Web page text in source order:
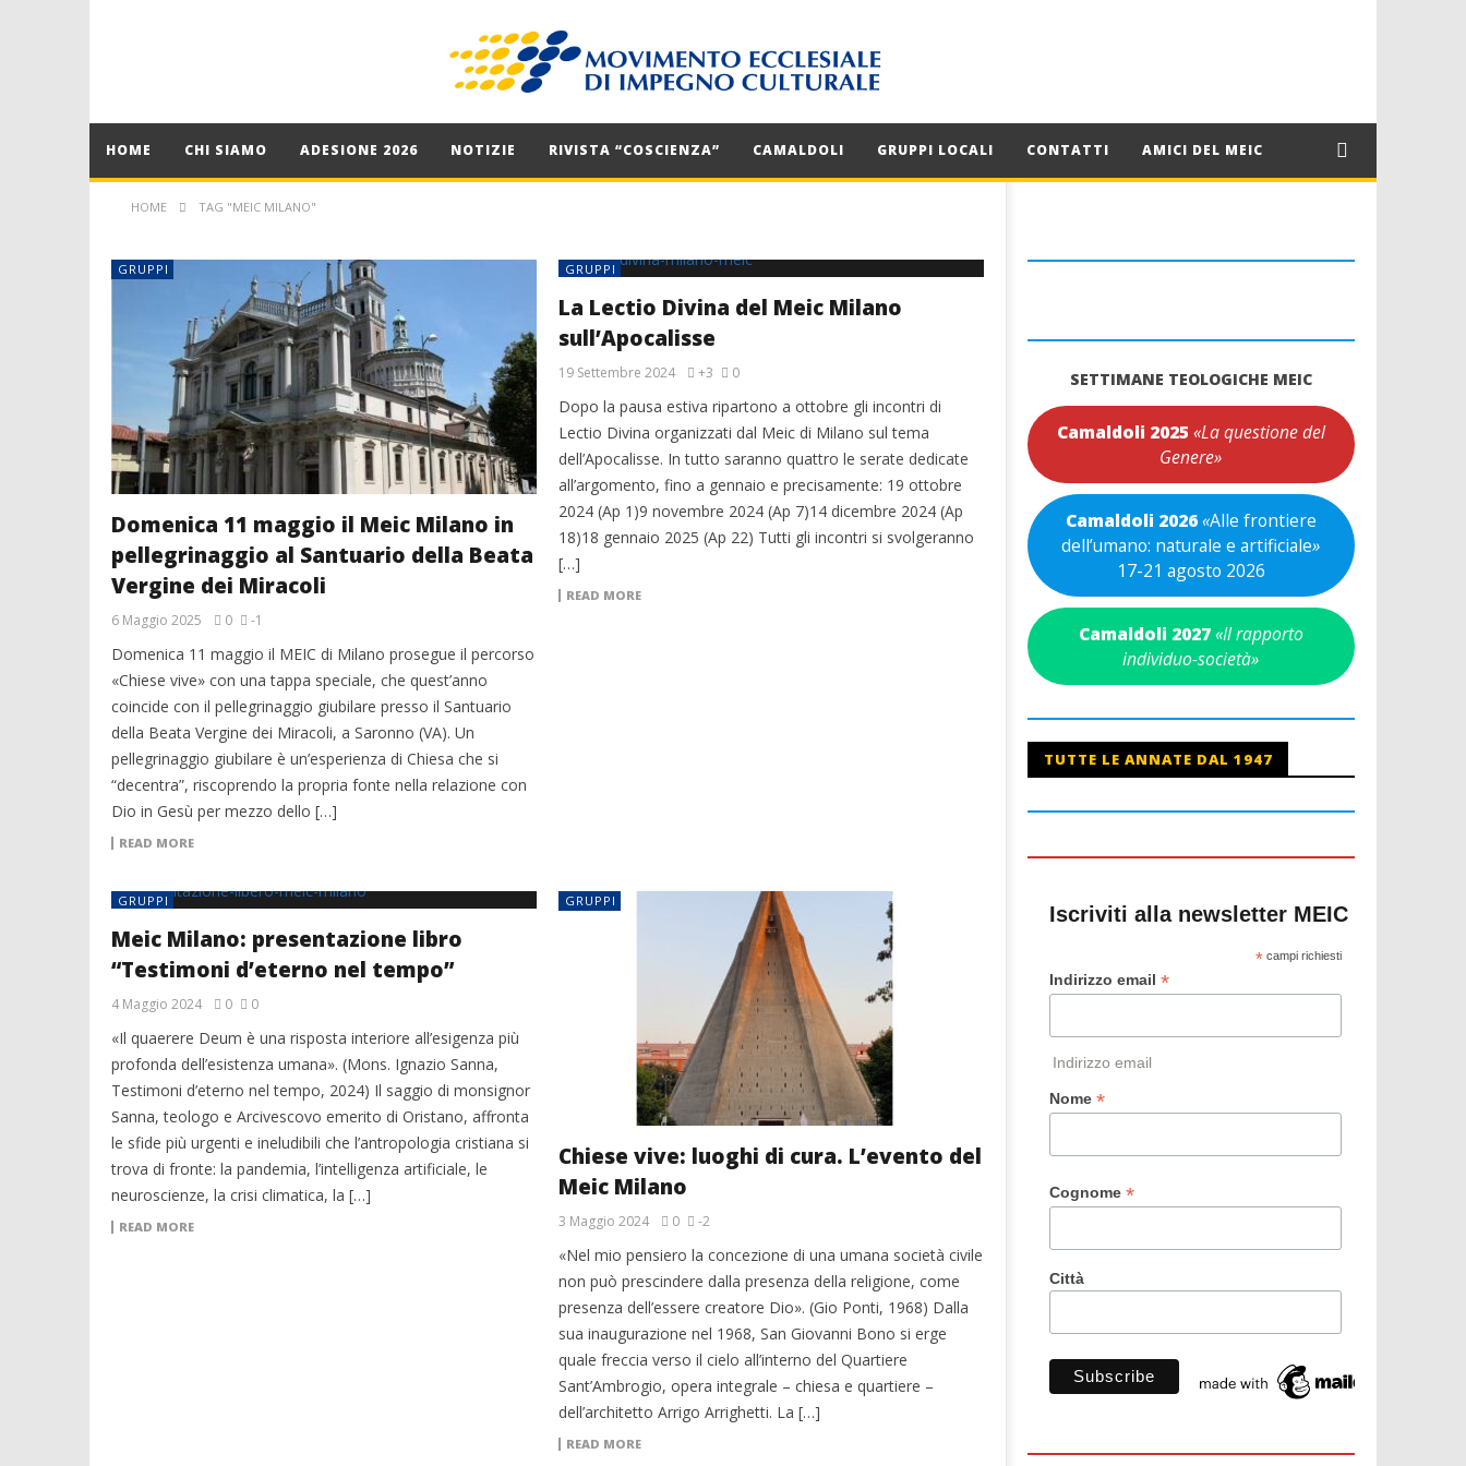
HOME CHI SIAMO ADESIONE 2026 NOTIZIE RIVISTA “COSCIENZA” CAMALDOLI GRUPPI LOCALI CONTATTI AMICI DEL MEIC
HOME TAG "MEIC MILANO"
GRUPPI
Domenica 11 maggio il Meic Milano in
pellegrinaggio al Santuario della Beata
Vergine dei Miracoli
6 Maggio 2025 0 -1
Domenica 11 maggio il MEIC di Milano prosegue il percorso
«Chiese vive» con una tappa speciale, che quest’anno
coincide con il pellegrinaggio giubilare presso il Santuario
della Beata Vergine dei Miracoli, a Saronno (VA). Un
pellegrinaggio giubilare è un’esperienza di Chiesa che si
“decentra”, riscoprendo la propria fonte nella relazione con
Dio in Gesù per mezzo dello […]
READ MORE
GRUPPI
La Lectio Divina del Meic Milano
sull’Apocalisse
19 Settembre 2024 +3 0
Dopo la pausa estiva ripartono a ottobre gli incontri di
Lectio Divina organizzati dal Meic di Milano sul tema
dell’Apocalisse. In tutto saranno quattro le serate dedicate
all’argomento, fino a gennaio e precisamente: 19 ottobre
2024 (Ap 1)9 novembre 2024 (Ap 7)14 dicembre 2024 (Ap
18)18 gennaio 2025 (Ap 22) Tutti gli incontri si svolgeranno
[…]
READ MORE
GRUPPI
Meic Milano: presentazione libro
“Testimoni d’eterno nel tempo”
4 Maggio 2024 0 0
«Il quaerere Deum è una risposta interiore all’esigenza più
profonda dell’esistenza umana». (Mons. Ignazio Sanna,
Testimoni d’eterno nel tempo, 2024) Il saggio di monsignor
Sanna, teologo e Arcivescovo emerito di Oristano, affronta
le sfide più urgenti e ineludibili che l’antropologia cristiana si
trova di fronte: la pandemia, l’intelligenza artificiale, le
neuroscienze, la crisi climatica, la […]
READ MORE
GRUPPI
Chiese vive: luoghi di cura. L’evento del
Meic Milano
3 Maggio 2024 0 -2
«Nel mio pensiero la concezione di una umana società civile
non può prescindere dalla presenza della religione, come
presenza dell’essere creatore Dio». (Gio Ponti, 1968) Dalla
sua inaugurazione nel 1968, San Giovanni Bono si erge
quale freccia verso il cielo all’interno del Quartiere
Sant’Ambrogio, opera integrale – chiesa e quartiere –
dell’architetto Arrigo Arrighetti. La […]
READ MORE
SETTIMANE TEOLOGICHE MEIC
Camaldoli 2025 «La questione del
Genere»
Camaldoli 2026«Alle frontiere
dell’umano: naturale e artificiale»
17-21 agosto 2026
Camaldoli 2027 «Il rapporto
individuo-società»
TUTTE LE ANNATE DAL 1947
Iscriviti alla newsletter MEIC
* campi richiesti
Indirizzo email *
Indirizzo email
Nome *
Cognome *
Città